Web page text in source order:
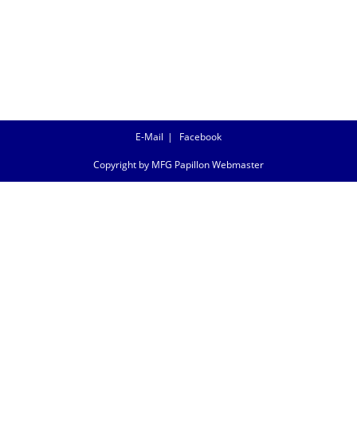
E-Mail Facebook
Copyright by MFG Papillon Webmaster